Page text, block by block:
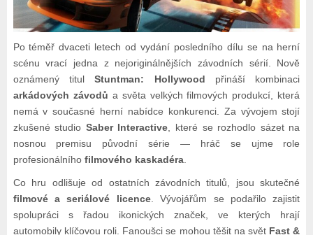
Po téměř dvaceti letech od vydání posledního dílu se na herní
scénu vrací jedna z nejoriginálnějších závodních sérií. Nově
oznámený titulStuntman: Hollywood přináší kombinaci
arkádových závodů a světa velkých filmových produkcí, která
nemá v současné herní nabídce konkurenci. Za vývojem stojí
zkušené studio Saber Interactive , které se rozhodlo sázet na
nosnou premisu původní série — hráč se ujme role
profesionálního filmového kaskadéra.
Co hru odlišuje od ostatních závodních titulů, jsou skutečné
filmové a seriálové licence. Vývojářům se podařilo zajistit
spolupráci s řadou ikonických značek, ve kterých hrají
automobily klíčovou roli. Fanoušci se mohou těšit na svět Fast &